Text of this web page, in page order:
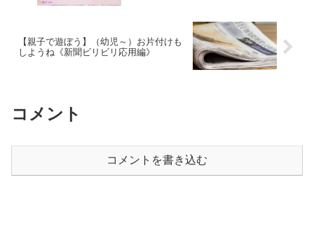
【親子で遊ぼう】（幼児～）お片付けも
しようね《新聞ビリビリ応用編》
コメント
コメントを書き込む